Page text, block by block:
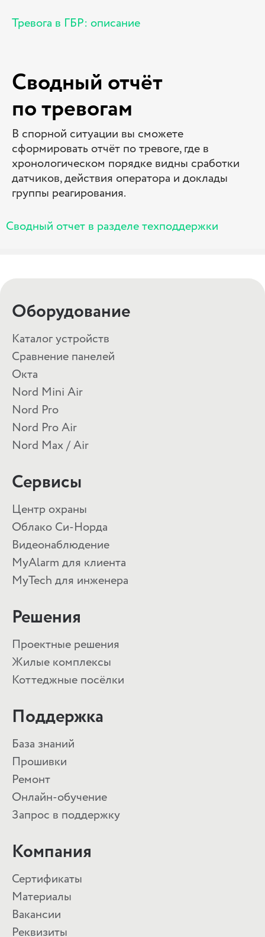
Тревога в ГБР: описание
Сводный отчёт
по тревогам
В спорной ситуации вы сможете
сформировать отчёт по тревоге, где в
хронологическом порядке видны сработки
датчиков, действия оператора и доклады
группы реагирования.
Сводный отчет в разделе техподдержки
Оборудование
Каталог устройств
Сравнение панелей
Окта
Nord Mini Air
Nord Pro
Nord Pro Air
Nord Max / Air
Сервисы
Центр охраны
Облако Си-Норда
Видеонаблюдение
MyAlarm для клиента
MyTech для инженера
Решения
Проектные решения
Жилые комплексы
Коттеджные посёлки
Поддержка
База знаний
Прошивки
Ремонт
Онлайн-обучение
Запрос в поддержку
Компания
Сертификаты
Материалы
Вакансии
Реквизиты